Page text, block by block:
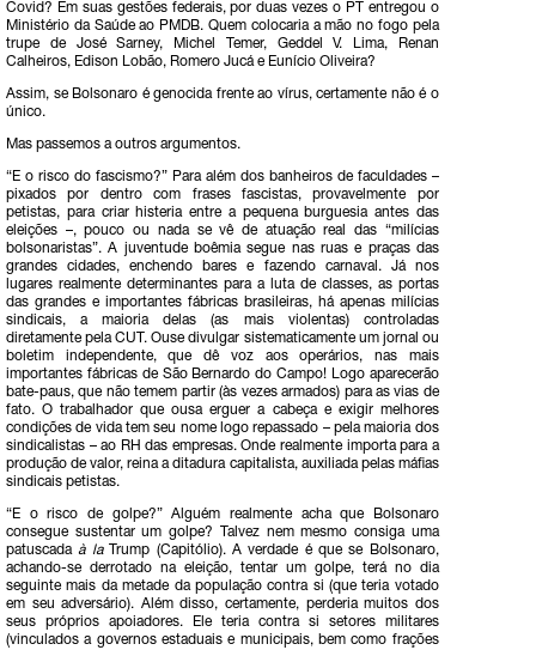
Covid? Em suas gestões federais, por duas vezes o PT entregou o
Ministério da Saúde ao PMDB. Quem colocaria a mão no fogo pela
trupe de José Sarney, Michel Temer, Geddel V. Lima, Renan
Calheiros, Edison Lobão, Romero Jucá e Eunício Oliveira?
Assim, se Bolsonaro é genocida frente ao vírus, certamente não é o
único.
Mas passemos a outros argumentos.
“E o risco do fascismo?” Para além dos banheiros de faculdades –
pixados por dentro com frases fascistas, provavelmente por
petistas, para criar histeria entre a pequena burguesia antes das
eleições –, pouco ou nada se vê de atuação real das “milícias
bolsonaristas”. A juventude boêmia segue nas ruas e praças das
grandes cidades, enchendo bares e fazendo carnaval. Já nos
lugares realmente determinantes para a luta de classes, as portas
das grandes e importantes fábricas brasileiras, há apenas milícias
sindicais, a maioria delas (as mais violentas) controladas
diretamente pela CUT. Ouse divulgar sistematicamente um jornal ou
boletim independente, que dê voz aos operários, nas mais
importantes fábricas de São Bernardo do Campo! Logo aparecerão
bate-paus, que não temem partir (às vezes armados) para as vias de
fato. O trabalhador que ousa erguer a cabeça e exigir melhores
condições de vida tem seu nome logo repassado – pela maioria dos
sindicalistas – ao RH das empresas. Onde realmente importa para a
produção de valor, reina a ditadura capitalista, auxiliada pelas máfias
sindicais petistas.
“E o risco de golpe?” Alguém realmente acha que Bolsonaro
consegue sustentar um golpe? Talvez nem mesmo consiga uma
patuscadaà laTrump (Capitólio). A verdade é que se Bolsonaro,
achando-se derrotado na eleição, tentar um golpe, terá no dia
seguinte mais da metade da população contra si (que teria votado
em seu adversário). Além disso, certamente, perderia muitos dos
seus próprios apoiadores. Ele teria contra si setores militares
(vinculados a governos estaduais e municipais, bem como frações